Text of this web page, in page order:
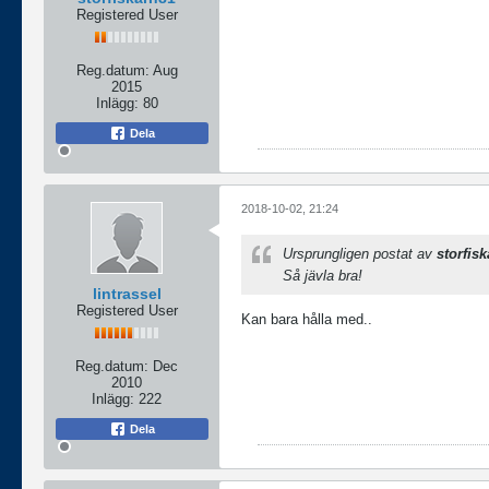
Registered User
Reg.datum: Aug
2015
Inlägg: 80
Dela
lintrassel
Registered User
Reg.datum: Dec
2010
Inlägg: 222
Dela
2018-10-02, 21:24
Ursprungligen postat av
Så jävla bra!
Kan bara hålla med..